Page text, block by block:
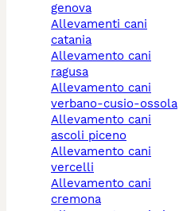
genova
allevamenti cani
catania
allevamento cani
ragusa
allevamento cani
verbano-cusio-ossola
allevamento cani
ascoli piceno
allevamento cani
vercelli
allevamento cani
cremona